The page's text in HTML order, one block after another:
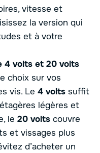
vitesse et
la version qui
et à votre
4 volts et 20 volts
choix sur vos
vis. Le 4 volts suffit
légères et
le 20 volts couvre
et vissages plus
d’acheter un